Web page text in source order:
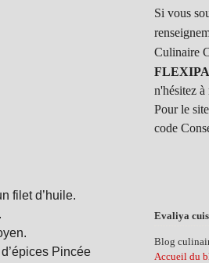
filet d’huile.
Pincée
Si vous
Culinaire
n'hésitez à
Pour le site
code
Evaliya
Blog
Accueil du